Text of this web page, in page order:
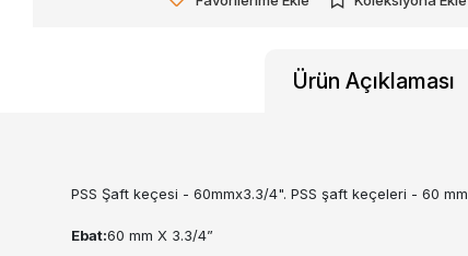
Ürün Açıklaması
PSS Şaft keçesi - 60mmx3.3/4". PSS şaft keçeleri - 60 mm
Ebat:60 mm X 3.3/4”